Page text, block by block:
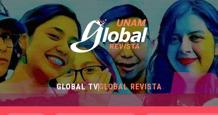
GLOBAL TVGLOBAL REVISTA